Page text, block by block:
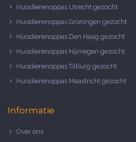
Huisdierenoppas Utrecht gezocht
Huisdierenoppas Groningen gezocht
Huisdierenoppas Den Haag gezocht
Huisdierenoppas Nijmegen gezocht
Huisdierenoppas Tilburg gezocht
Huisdierenoppas Maastricht gezocht
Informatie
Over ons